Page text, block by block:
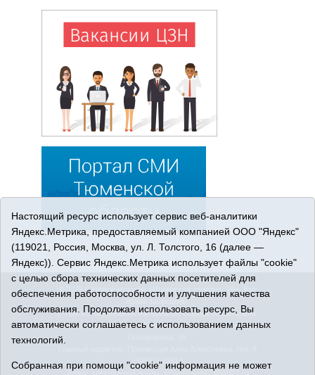
© 2026 Сетевое издание «Ишимская правда». 16+. Все
права защищены.
© При использовании материалов ссылка обязательна.
Адрес редакции: 627750 Тюменская область, г. Ишим, ул.
(34551) 23814
Адрес электронной почты:
IshimPravda-1@obl72.ru
Настоящий ресурс использует сервис веб-аналитики
Яндекс.Метрика, предоставляемый компанией ООО "Яндекс"
(119021, Россия, Москва, ул. Л. Толстого, 16 (далее —
Яндекс)). Сервис Яндекс.Метрика использует файлы "cookie"
с целью сбора технических данных посетителей для
обеспечения работоспособности и улучшения качества
обслуживания. Продолжая использовать ресурс, Вы
автоматически соглашаетесь с использованием данных
технологий.
Собранная при помощи "cookie" информация не может